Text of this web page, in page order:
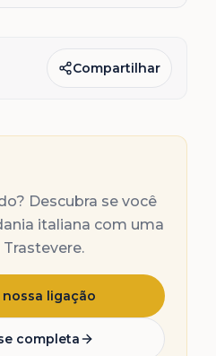
Compartilhar
Descubra se você
italiana com uma
nossa ligação
completa